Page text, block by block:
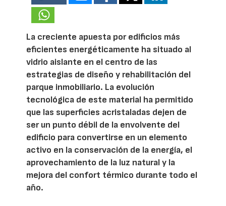
La creciente apuesta por edificios más
eficientes energéticamente ha situado al
vidrio aislante en el centro de las
estrategias de diseño y rehabilitación del
parque inmobiliario. La evolución
tecnológica de este material ha permitido
que las superficies acristaladas dejen de
ser un punto débil de la envolvente del
edificio para convertirse en un elemento
activo en la conservación de la energía, el
aprovechamiento de la luz natural y la
mejora del confort térmico durante todo el
año.